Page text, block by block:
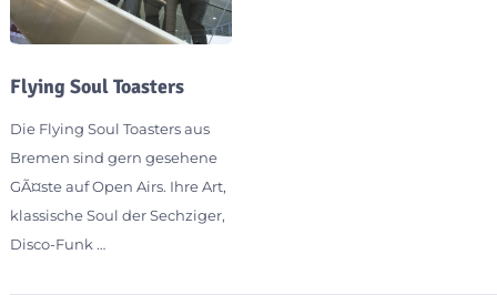
Flying Soul Toasters
Die Flying Soul Toasters aus
Bremen sind gern gesehene
GÃ¤ste auf Open Airs. Ihre Art,
klassische Soul der Sechziger,
Disco-Funk …